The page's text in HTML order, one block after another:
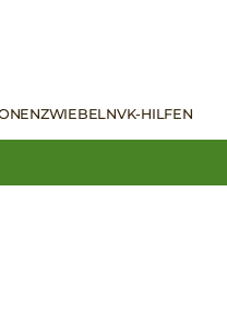
ZWIEBELNVK-HILFEN